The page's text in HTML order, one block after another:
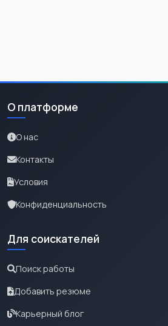
О платформе
О нас
Контакты
Условия
Конфиденциальность
Для соискателей
Поиск работы
Добавить резюме
Карьерный блог